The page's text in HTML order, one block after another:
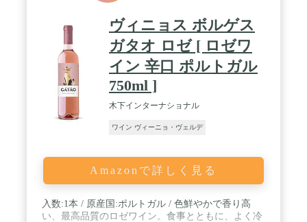
ヴィニョス ボルゲス
ガタオ ロゼ [ ロゼワ
イン 辛口 ポルトガル
750ml ]
木下インターナショナル
ワイン ヴィーニョ・ヴェルデ
Amazonで詳しく見る
入数:1本 / 原産国:ポルトガル / 色鮮やかで香り高
い、最高品質のロゼワイン。食事とともに、よく冷